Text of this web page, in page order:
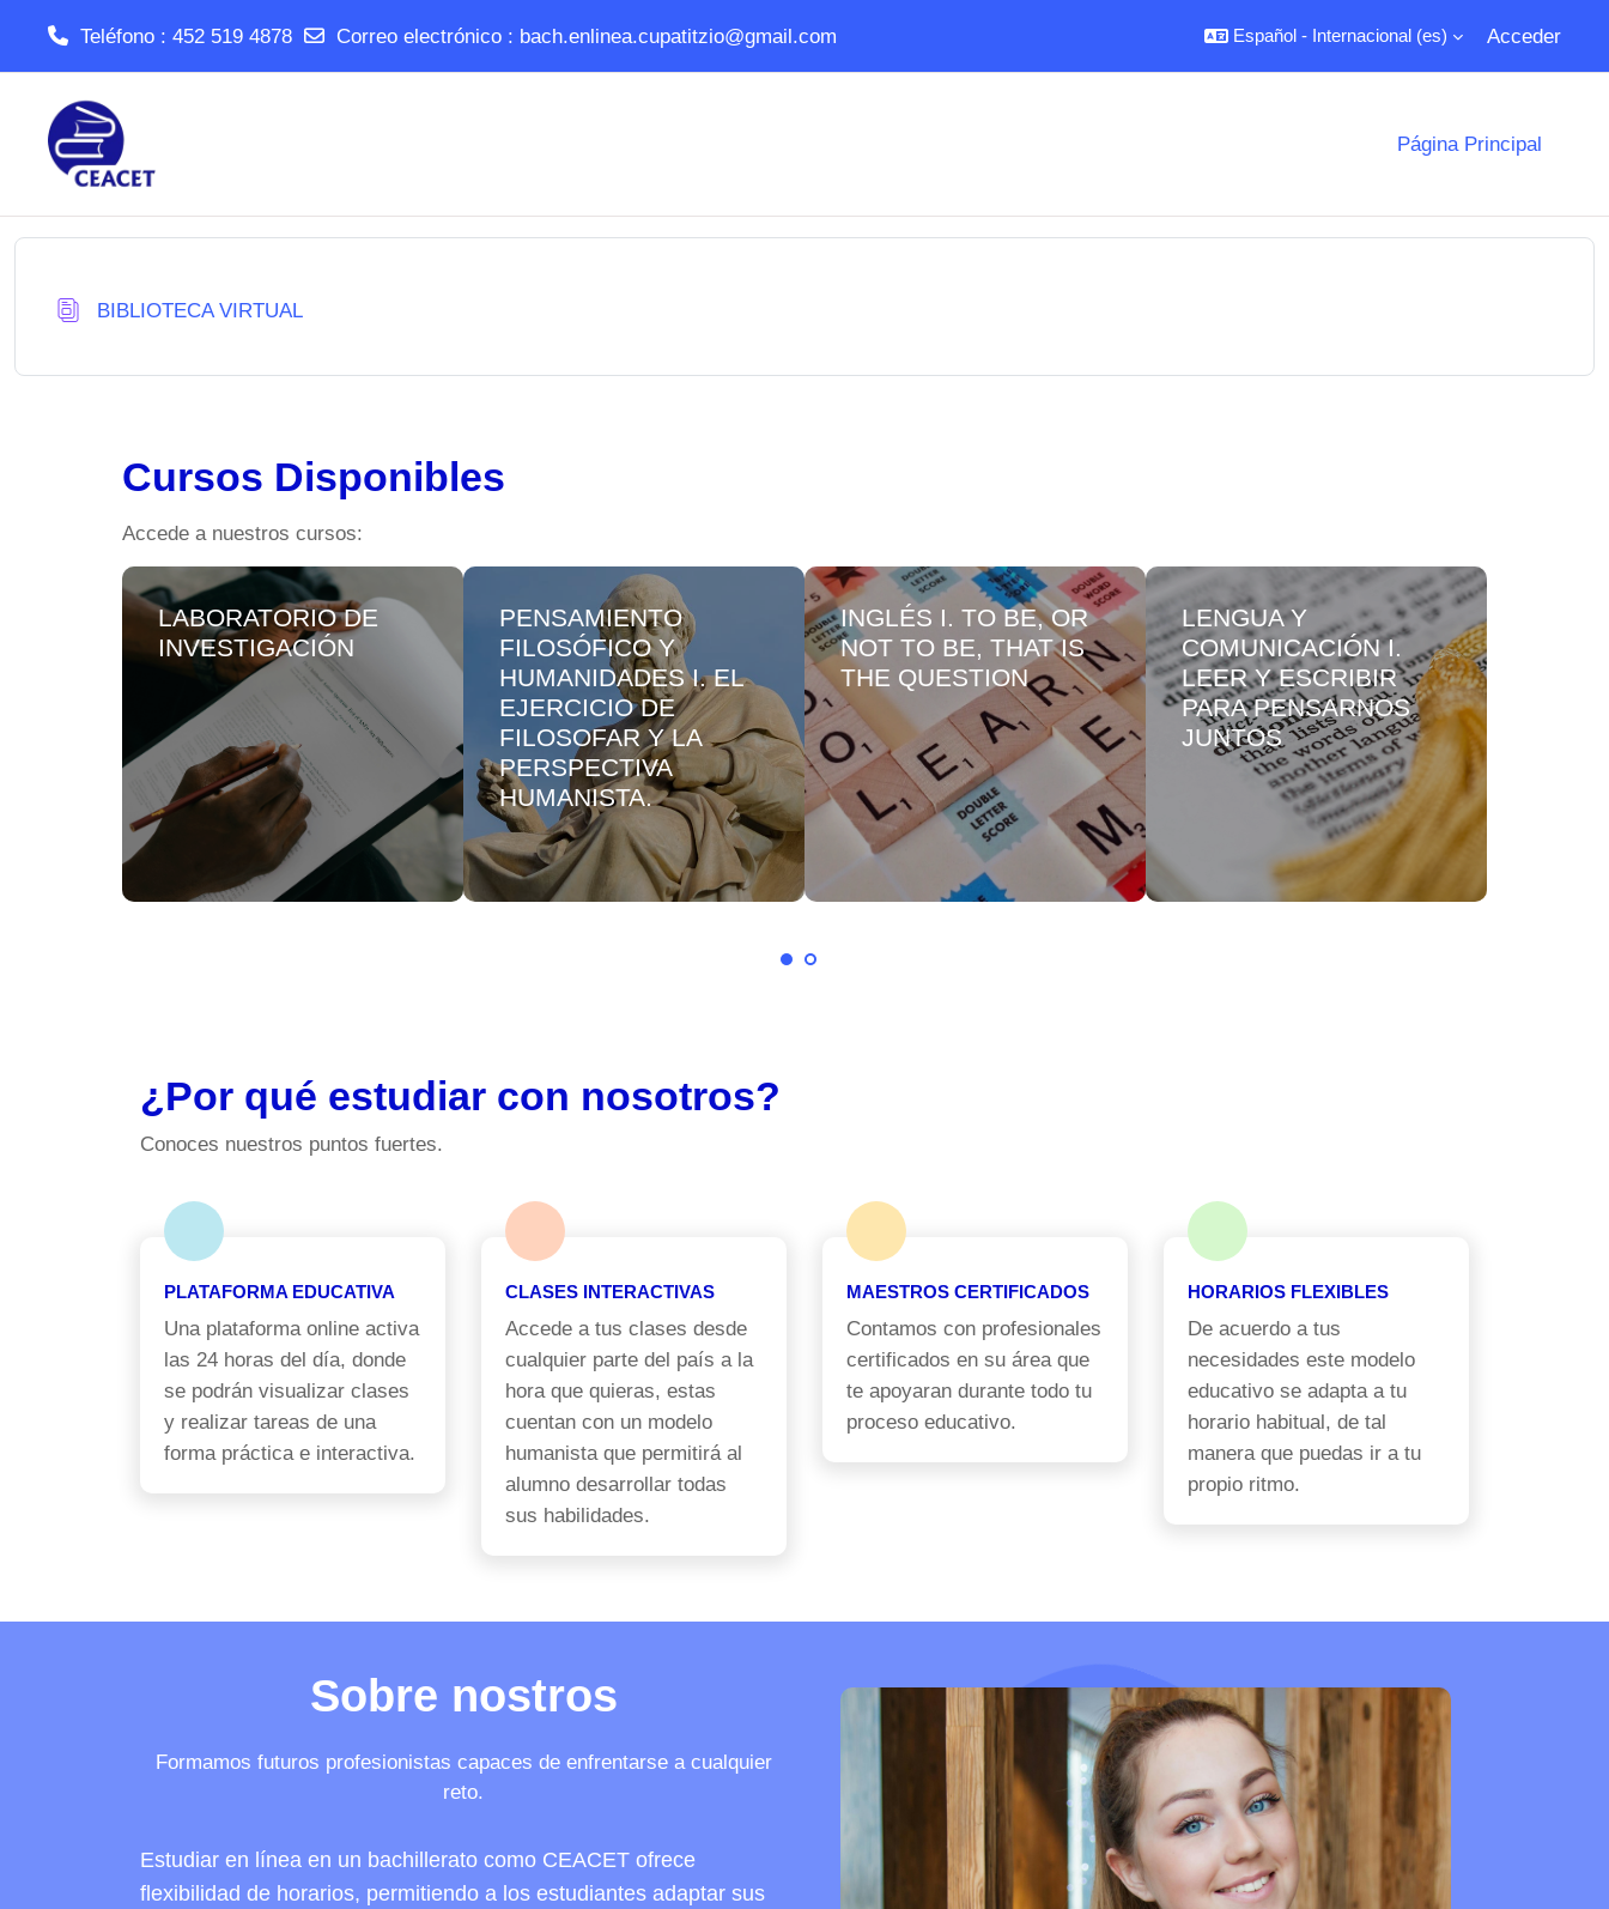
Teléfono : 452 519 4878 Correo electrónico : bach.enlinea.cupatitzio@gmail.com Español - Internacional ‎(es)‎ Acceder
Página Principal
BIBLIOTECA VIRTUAL
Cursos Disponibles
Accede a nuestros cursos:
LABORATORIO DE
INVESTIGACIÓN
PENSAMIENTO
FILOSÓFICO Y
HUMANIDADES I. EL
EJERCICIO DE
FILOSOFAR Y LA
PERSPECTIVA
HUMANISTA.
INGLÉS I. TO BE, OR
NOT TO BE, THAT IS
THE QUESTION
LENGUA Y
COMUNICACIÓN I.
LEER Y ESCRIBIR
PARA PENSARNOS
JUNTOS
¿Por qué estudiar con nosotros?
Conoces nuestros puntos fuertes.
PLATAFORMA EDUCATIVA
Una plataforma online activa
las 24 horas del día, donde
se podrán visualizar clases
y realizar tareas de una
forma práctica e interactiva.
CLASES INTERACTIVAS
Accede a tus clases desde
cualquier parte del país a la
hora que quieras, estas
cuentan con un modelo
humanista que permitirá al
alumno desarrollar todas
sus habilidades.
MAESTROS CERTIFICADOS
Contamos con profesionales
certificados en su área que
te apoyaran durante todo tu
proceso educativo.
HORARIOS FLEXIBLES
De acuerdo a tus
necesidades este modelo
educativo se adapta a tu
horario habitual, de tal
manera que puedas ir a tu
propio ritmo.
Sobre nostros
Formamos futuros profesionistas capaces de enfrentarse a cualquier
reto.
Estudiar en línea en un bachillerato como CEACET ofrece
flexibilidad de horarios, permitiendo a los estudiantes adaptar sus